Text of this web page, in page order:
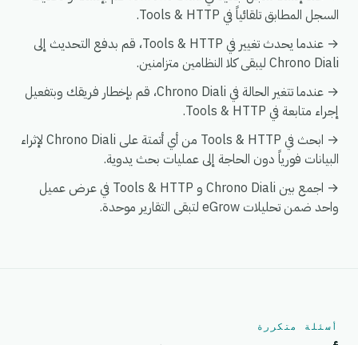
السجل المطابق تلقائياً في Tools & HTTP.
→ عندما يحدث تغيير في Tools & HTTP، قم بدفع التحديث إلى
Chrono Diali ليبقى كلا النظامين متزامنين.
→ عندما تتغير الحالة في Chrono Diali، قم بإخطار فريقك وبتفعيل
إجراء متابعة في Tools & HTTP.
→ ابحث في Tools & HTTP من أي أتمتة على Chrono Diali لإثراء
البيانات فورياً دون الحاجة إلى عمليات بحث يدوية.
→ اجمع بين Chrono Diali و Tools & HTTP في عرض عميل
واحد ضمن تحليلات eGrow لتبقى التقارير موحدة.
أسئلة متكررة